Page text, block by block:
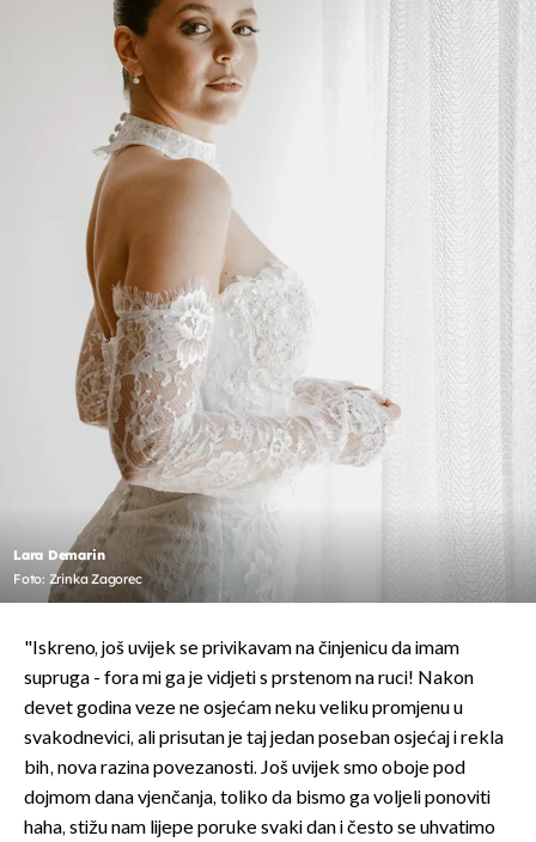
Lara Demarin
Foto: Zrinka Zagorec
"Iskreno, još uvijek se privikavam na činjenicu da imam
supruga - fora mi ga je vidjeti s prstenom na ruci! Nakon
devet godina veze ne osjećam neku veliku promjenu u
svakodnevici, ali prisutan je taj jedan poseban osjećaj i rekla
bih, nova razina povezanosti. Još uvijek smo oboje pod
dojmom dana vjenčanja, toliko da bismo ga voljeli ponoviti
haha, stižu nam lijepe poruke svaki dan i često se uhvatimo